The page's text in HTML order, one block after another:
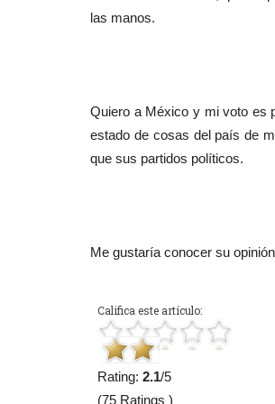
las manos.
Quiero a México y mi voto es
estado de cosas del país de
que sus partidos políticos.
Me gustaría conocer su
Califica este artículo:
Rating:2.1/5
(75 Ratings )